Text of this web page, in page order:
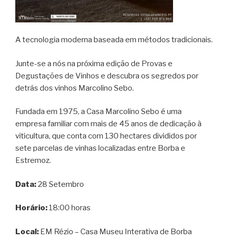
A tecnologia moderna baseada em métodos tradicionais.
Junte-se a nós na próxima edição de Provas e
Degustações de Vinhos e descubra os segredos por
detrás dos vinhos Marcolino Sebo.
Fundada em 1975, a Casa Marcolino Sebo é uma
empresa familiar com mais de 45 anos de dedicação à
viticultura, que conta com 130 hectares divididos por
sete parcelas de vinhas localizadas entre Borba e
Estremoz.
Data: 28 Setembro
Horário: 18:00 horas
Local: EM Rézio – Casa Museu Interativa de Borba